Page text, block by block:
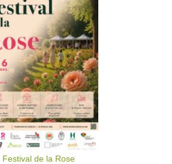
Festival de la Rose